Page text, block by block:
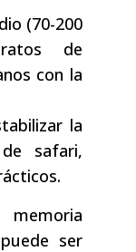
(70-200
de
con la
la
safari,
ser